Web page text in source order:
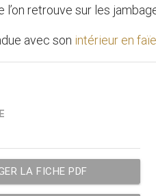
retrouve sur les
avec son intérieur en
LA FICHE PDF